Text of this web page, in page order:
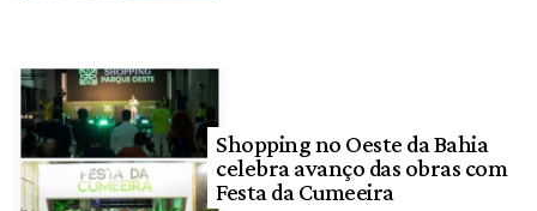
Shopping no Oeste da Bahia
celebra avanço das obras com
Festa da Cumeeira